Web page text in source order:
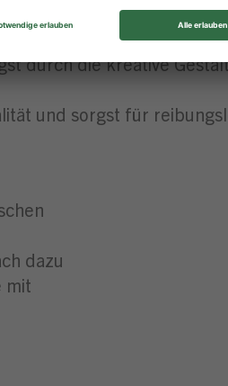
bringst kreative Ideen
durch die kreative
und sorgst für
dazu
mit